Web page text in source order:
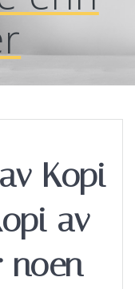
Kopi
av
noen